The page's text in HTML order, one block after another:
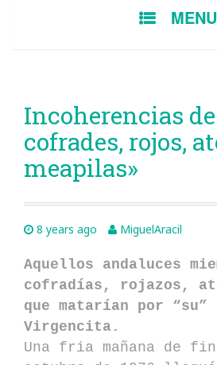
MENU
Incoherencias
cofrades, rojos,
meapilas»
8 years ago MiguelAracil
Aquellos andaluces
cofradías, rojazos,
que matarían por “su”
Virgencita.
Una fria mañana de